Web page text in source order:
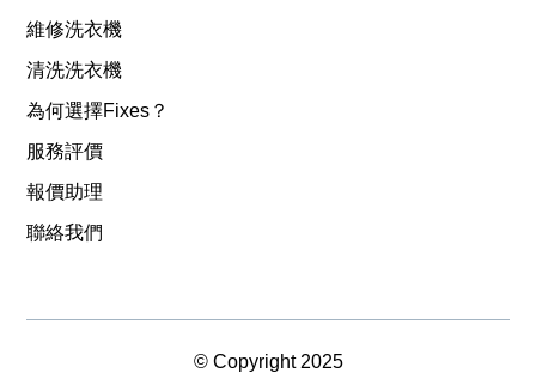
維修洗衣機
清洗洗衣機
為何選擇Fixes？
服務評價
報價助理
聯絡我們
© Copyright 2025